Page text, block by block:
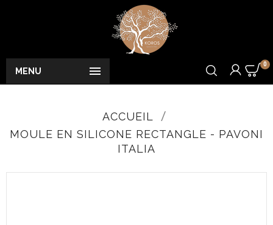

MENU
0
ACCUEIL
MOULE EN SILICONE RECTANGLE - PAVONI
ITALIA